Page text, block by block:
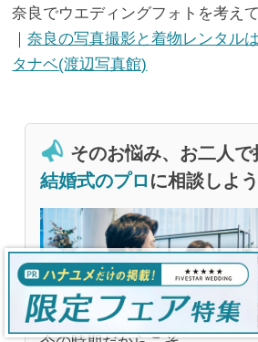
奈良でウエディングフォトを考え
｜奈良の写真撮影と着物レンタル
タナベ(渡辺写真館)
そのお悩み、お二人
結婚式のプロ に相談しよう